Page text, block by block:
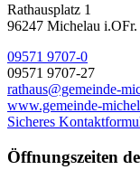
Rathausplatz 1
96247 Michelau i.OFr.
09571 9707-0
09571 9707-27
rathaus@gemeinde-
www.gemeinde-
Sicheres
Öffnungszeiten